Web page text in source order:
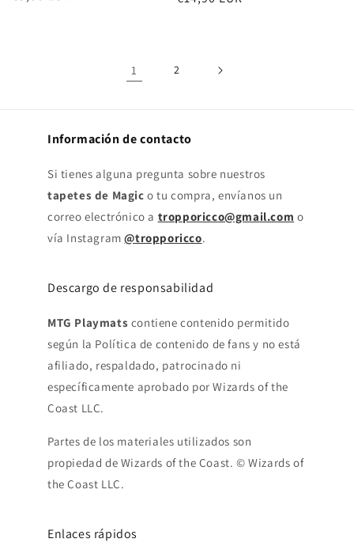
1 2
Información de contacto
Si tienes alguna pregunta sobre nuestros
tapetes de Magic o tu compra, envíanos un
correo electrónico a tropporicco@gmail.com o
vía Instagram@tropporicco.
Descargo de responsabilidad
MTG Playmats contiene contenido permitido
según la Política de contenido de fans y no está
afiliado, respaldado, patrocinado ni
específicamente aprobado por Wizards of the
Coast LLC.
Partes de los materiales utilizados son
propiedad de Wizards of the Coast. © Wizards of
the Coast LLC.
Enlaces rápidos